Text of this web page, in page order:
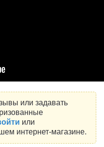
или задавать
или
интернет-магазине.